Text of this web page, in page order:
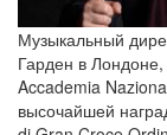
Музыкальный
Гарден в
Accademia
высочайшей